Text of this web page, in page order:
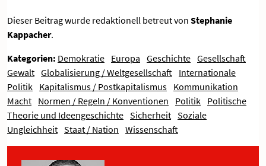
Dieser Beitrag wurde redaktionell betreut von Stephanie
Kappacher.
Kategorien: Demokratie Europa Geschichte Gesellschaft
Gewalt Globalisierung / Weltgesellschaft Internationale
Politik Kapitalismus / Postkapitalismus Kommunikation
Macht Normen / Regeln / Konventionen Politik Politische
Theorie und Ideengeschichte Sicherheit Soziale
Ungleichheit Staat / Nation Wissenschaft